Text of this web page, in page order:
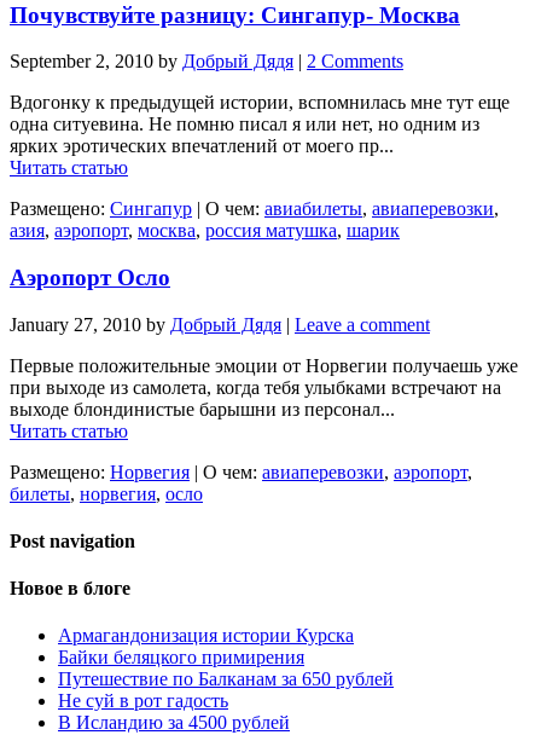
Почувствуйте разницу: Сингапур- Москва
September 2, 2010 by Добрый Дядя | 2 Comments
Вдогонку к предыдущей истории, вспомнилась мне тут еще
одна ситуевина. Не помню писал я или нет, но одним из
ярких эротических впечатлений от моего пр...
Читать статью
Размещено: Сингапур | О чем: авиабилеты, авиаперевозки,
азия, аэропорт, москва, россия матушка, шарик
Аэропорт Осло
January 27, 2010 by Добрый Дядя | Leave a comment
Первые положительные эмоции от Норвегии получаешь уже
при выходе из самолета, когда тебя улыбками встречают на
выходе блондинистые барышни из персонал...
Читать статью
Размещено: Норвегия | О чем: авиаперевозки, аэропорт,
билеты, норвегия, осло
Post navigation
Новое в блоге
Армагандонизация истории Курска
Байки беляцкого примирения
Путешествие по Балканам за 650 рублей
Не суй в рот гадость
В Исландию за 4500 рублей